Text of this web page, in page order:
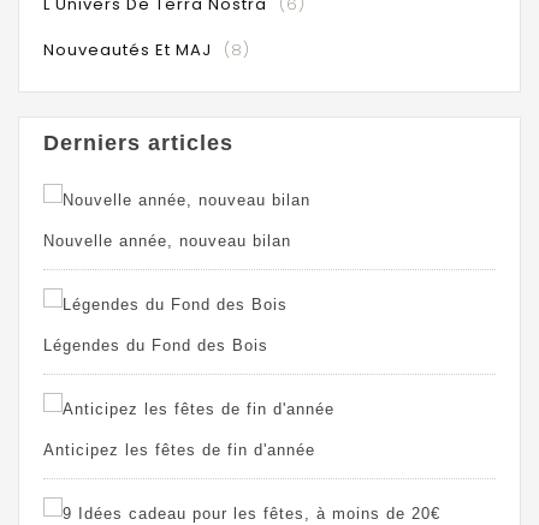
Nouveautés Et MAJ
(8)
Derniers articles
Nouvelle année, nouveau bilan
Légendes du Fond des Bois
Anticipez les fêtes de fin d'année